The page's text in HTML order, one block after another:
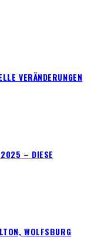
VERÄNDERUNGEN
2025 – DIESE
WOLFSBURG